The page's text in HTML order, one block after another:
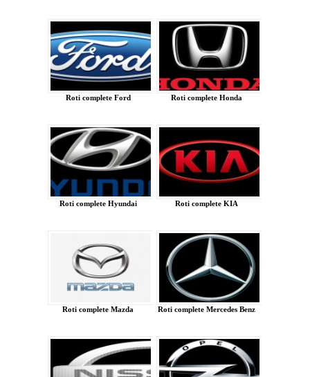
Roti complete Ford Roti complete Honda
Roti complete Hyundai Roti complete KIA
Roti complete Mazda Roti complete Mercedes Benz